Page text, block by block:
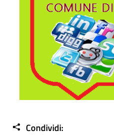
Condividi: